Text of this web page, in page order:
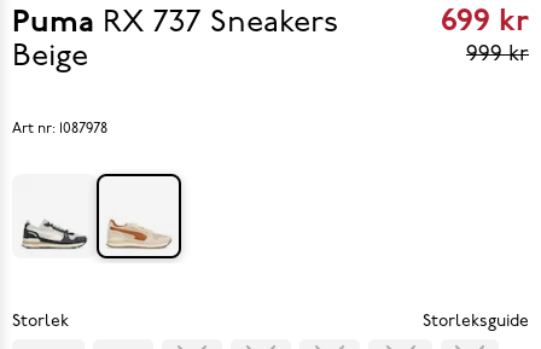
Puma RX 737 Sneakers
Beige
Current
699 kr
999 kr
Art nr: 1087978
Storlek Storleksguide